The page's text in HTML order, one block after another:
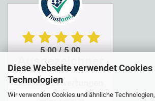
Diese Webseite verwendet Cookies
Technologien
Wir verwenden Cookies und ähnliche